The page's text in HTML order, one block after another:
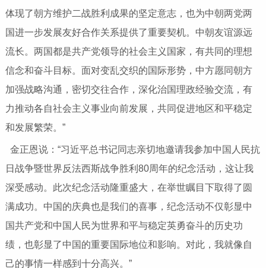
体现了朝方维护二战胜利成果的坚定意志，也为中朝两党两
国进一步发展友好合作关系提供了重要契机。中朝友谊源远
流长。两国都是共产党领导的社会主义国家，有共同的理想
信念和奋斗目标。面对变乱交织的国际形势，中方愿同朝方
加强战略沟通，密切交往合作，深化治国理政经验交流，有
力推动各自社会主义事业向前发展，共同促进地区和平稳定
和发展繁荣。”
金正恩说：“习近平总书记同志亲切地邀请我参加中国人民抗
日战争暨世界反法西斯战争胜利80周年的纪念活动，这让我
深受感动。此次纪念活动隆重盛大，在举世瞩目下取得了圆
满成功。中国的庆典也是我们的喜事，纪念活动不仅彰显中
国共产党和中国人民为世界和平与稳定英勇奋斗的历史功
绩，也彰显了中国的重要国际地位和影响。对此，我就像自
己的事情一样感到十分高兴。”